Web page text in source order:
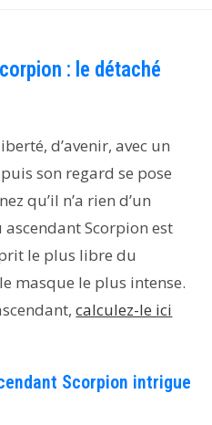
: le détaché
d’avenir, avec un
son regard se pose
qu’il n’a rien d’un
ascendant Scorpion est
le plus libre du
masque le plus intense.
calculez-le ici
Scorpion intrigue